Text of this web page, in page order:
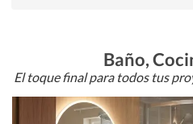
Baño,
El toque final para todos tus